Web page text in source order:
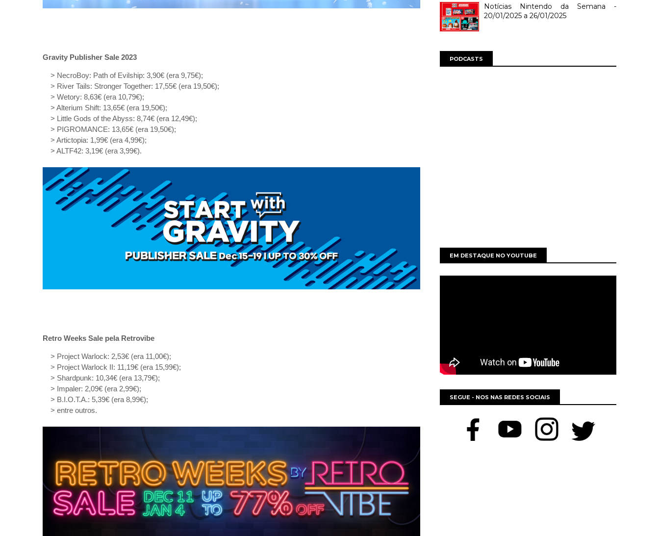
Gravity Publisher Sale 2023
> NecroBoy: Path of Evilship: 3,90€ (era 9,75€);
> River Tails: Stronger Together: 17,55€ (era 19,50€);
> Wetory: 8,63€ (era 10,79€);
> Alterium Shift: 13,65€ (era 19,50€);
> Little Gods of the Abyss: 8,74€ (era 12,49€);
> PIGROMANCE: 13,65€ (era 19,50€);
> Artictopia: 1,99€ (era 4,99€);
> ALTF42: 3,19€ (era 3,99€).
Retro Weeks Sale pela Retrovibe
> Project Warlock: 2,53€ (era 11,00€);
> Project Warlock II: 11,19€ (era 15,99€);
> Shardpunk: 10,34€ (era 13,79€);
> Impaler: 2,09€ (era 2,99€);
> B.I.O.T.A.: 5,39€ (era 8,99€);
> entre outros.
Notícias Nintendo da Semana -
20/01/2025 a 26/01/2025
PODCASTS
EM DESTAQUE NO YOUTUBE
SEGUE - NOS NAS REDES SOCIAIS